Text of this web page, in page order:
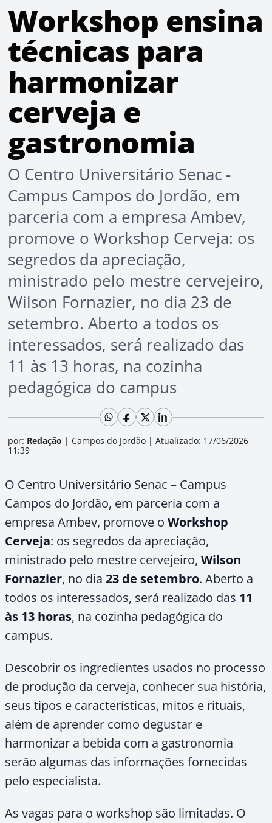
Workshop ensina
técnicas para
harmonizar
cerveja e
gastronomia
O Centro Universitário Senac -
Campus Campos do Jordão, em
parceria com a empresa Ambev,
promove o Workshop Cerveja: os
segredos da apreciação,
ministrado pelo mestre cervejeiro,
Wilson Fornazier, no dia 23 de
setembro. Aberto a todos os
interessados, será realizado das
11 às 13 horas, na cozinha
pedagógica do campus
por: Redação | Campos do Jordão | Atualizado: 17/06/2026
11:39
O Centro Universitário Senac – Campus
Campos do Jordão, em parceria com a
empresa Ambev, promove o Workshop
Cerveja: os segredos da apreciação,
ministrado pelo mestre cervejeiro, Wilson
Fornazier, no dia 23 de setembro. Aberto a
todos os interessados, será realizado das 11
às 13 horas, na cozinha pedagógica do
campus.
Descobrir os ingredientes usados no processo
de produção da cerveja, conhecer sua história,
seus tipos e características, mitos e rituais,
além de aprender como degustar e
harmonizar a bebida com a gastronomia
serão algumas das informações fornecidas
pelo especialista.
As vagas para o workshop são limitadas. O